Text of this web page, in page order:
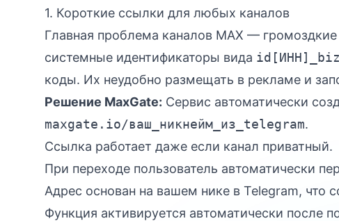
1. Короткие ссылки для любых каналов
Главная проблема каналов MAX —
системные идентификаторы вида id[ИНН]_biz
коды. Их неудобно размещать в рекламе и
Решение MaxGate: Сервис автоматически
maxgate.io/ваш_никнейм_из_telegram.
Ссылка работает даже если канал приватный.
При переходе пользователь автоматически
Адрес основан на вашем нике в Telegram, что
Функция активируется автоматически после